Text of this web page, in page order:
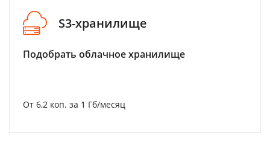
S3-хранилище
Подобрать облачное хранилище
От 6,2 коп. за 1 Гб/месяц